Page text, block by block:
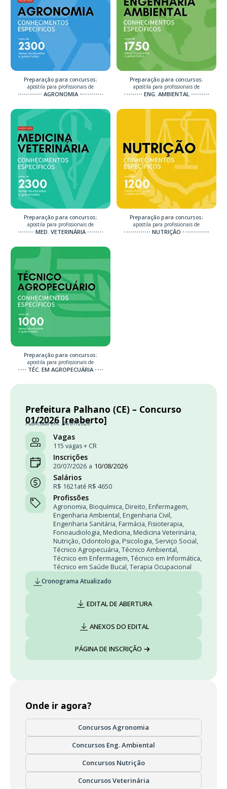
Preparação para concursos:
apostila para profissionais de
AGRONOMIA
Preparação para concursos:
apostila para profissionais de
ENG. AMBIENTAL
Preparação para concursos:
apostila para profissionais de
MED. VETERINÁRIA
Preparação para concursos:
apostila para profissionais de
NUTRIÇÃO
Preparação para concursos:
apostila para profissionais de
TÉC. EM AGROPECUÁRIA
Prefeitura Palhano (CE) – Concurso
01/2026 [reaberto]
Publicado em: 24/07/2026
Vagas
115 vagas + CR
Inscrições
20/07/2026 a 10/08/2026
Salários
R$ 1621até R$ 4650
Profissões
Agronomia, Bioquímica, Direito, Enfermagem,
Engenharia Ambiental, Engenharia Civil,
Engenharia Sanitária, Farmácia, Fisioterapia,
Fonoaudiologia, Medicina, Medicina Veterinária,
Nutrição, Odontologia, Psicologia, Serviço Social,
Técnico Agropecuária,Técnico Ambiental,
Técnico em Enfermagem,Técnico em Informática,
Técnico em Saúde Bucal,Terapia Ocupacional
Cronograma Atualizado
EDITAL DE ABERTURA
ANEXOS DO EDITAL
PÁGINA DE INSCRIÇÃO
Onde ir agora?
Concursos Agronomia
Concursos Eng. Ambiental
Concursos Nutrição
Concursos Veterinária